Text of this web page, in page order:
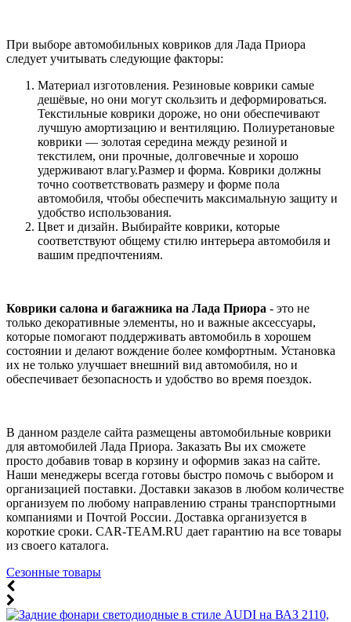
При выборе автомобильных ковриков для Лада Приора
следует учитывать следующие факторы:
Материал изготовления. Резиновые коврики самые
дешёвые, но они могут скользить и деформироваться.
Текстильные коврики дороже, но они обеспечивают
лучшую амортизацию и вентиляцию. Полиуретановые
коврики — золотая середина между резиной и
текстилем, они прочные, долговечные и хорошо
удерживают влагу.Размер и форма. Коврики должны
точно соответствовать размеру и форме пола
автомобиля, чтобы обеспечить максимальную защиту и
удобство использования.
Цвет и дизайн. Выбирайте коврики, которые
соответствуют общему стилю интерьера автомобиля и
вашим предпочтениям.
Коврики салона и багажника на Лада Приора - это не
только декоративные элементы, но и важные аксессуары,
которые помогают поддерживать автомобиль в хорошем
состоянии и делают вождение более комфортным. Установка
их не только улучшает внешний вид автомобиля, но и
обеспечивает безопасность и удобство во время поездок.
В данном разделе сайта размещены автомобильные коврики
для автомобилей Лада Приора. Заказать Вы их сможете
просто добавив товар в корзину и оформив заказ на сайте.
Наши менеджеры всегда готовы быстро помочь с выбором и
организацией поставки. Доставки заказов в любом количестве
организуем по любому направлению страны транспортными
компаниями и Почтой России. Доставка организуется в
короткие сроки. CAR-TEAM.RU дает гарантию на все товары
из своего каталога.
Сезонные товары